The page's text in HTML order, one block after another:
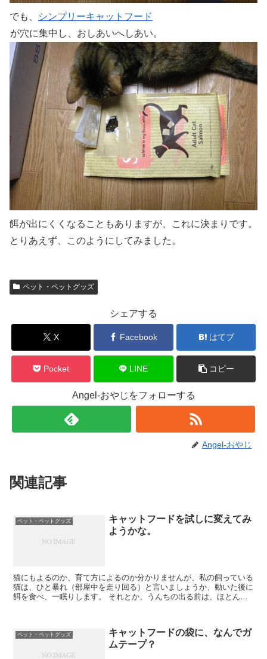
でも、
シンプリーキャットフード
が穴に集中し、おしあいへしあい。
餌が出にくくなることもありますが、これに決まりです。
とりあえず、このようにしてみました。
ペット・ペットグッズ
シェアする
X Facebook はてブ
Pocket LINE コピー
Angel-おやじをフォローする
Angel-おやじ
関連記事
ペット・ペットグッズ
キャットフードを試しに変えてみ
ようかな。
猫にもよるのか、育て方によるのか分かりませんが、私の飼っている
猫は、ひと暴れ（部屋中を走り回る）と言いましょうか、動いた後に
餌を食べ、一眠りします。 それとか、うんちの出る前は、ほとんど
ペット・ペットグッズ
キャットフードの袋に、なんでガ
ムテープ？